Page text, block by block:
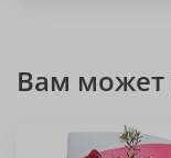
Вам может